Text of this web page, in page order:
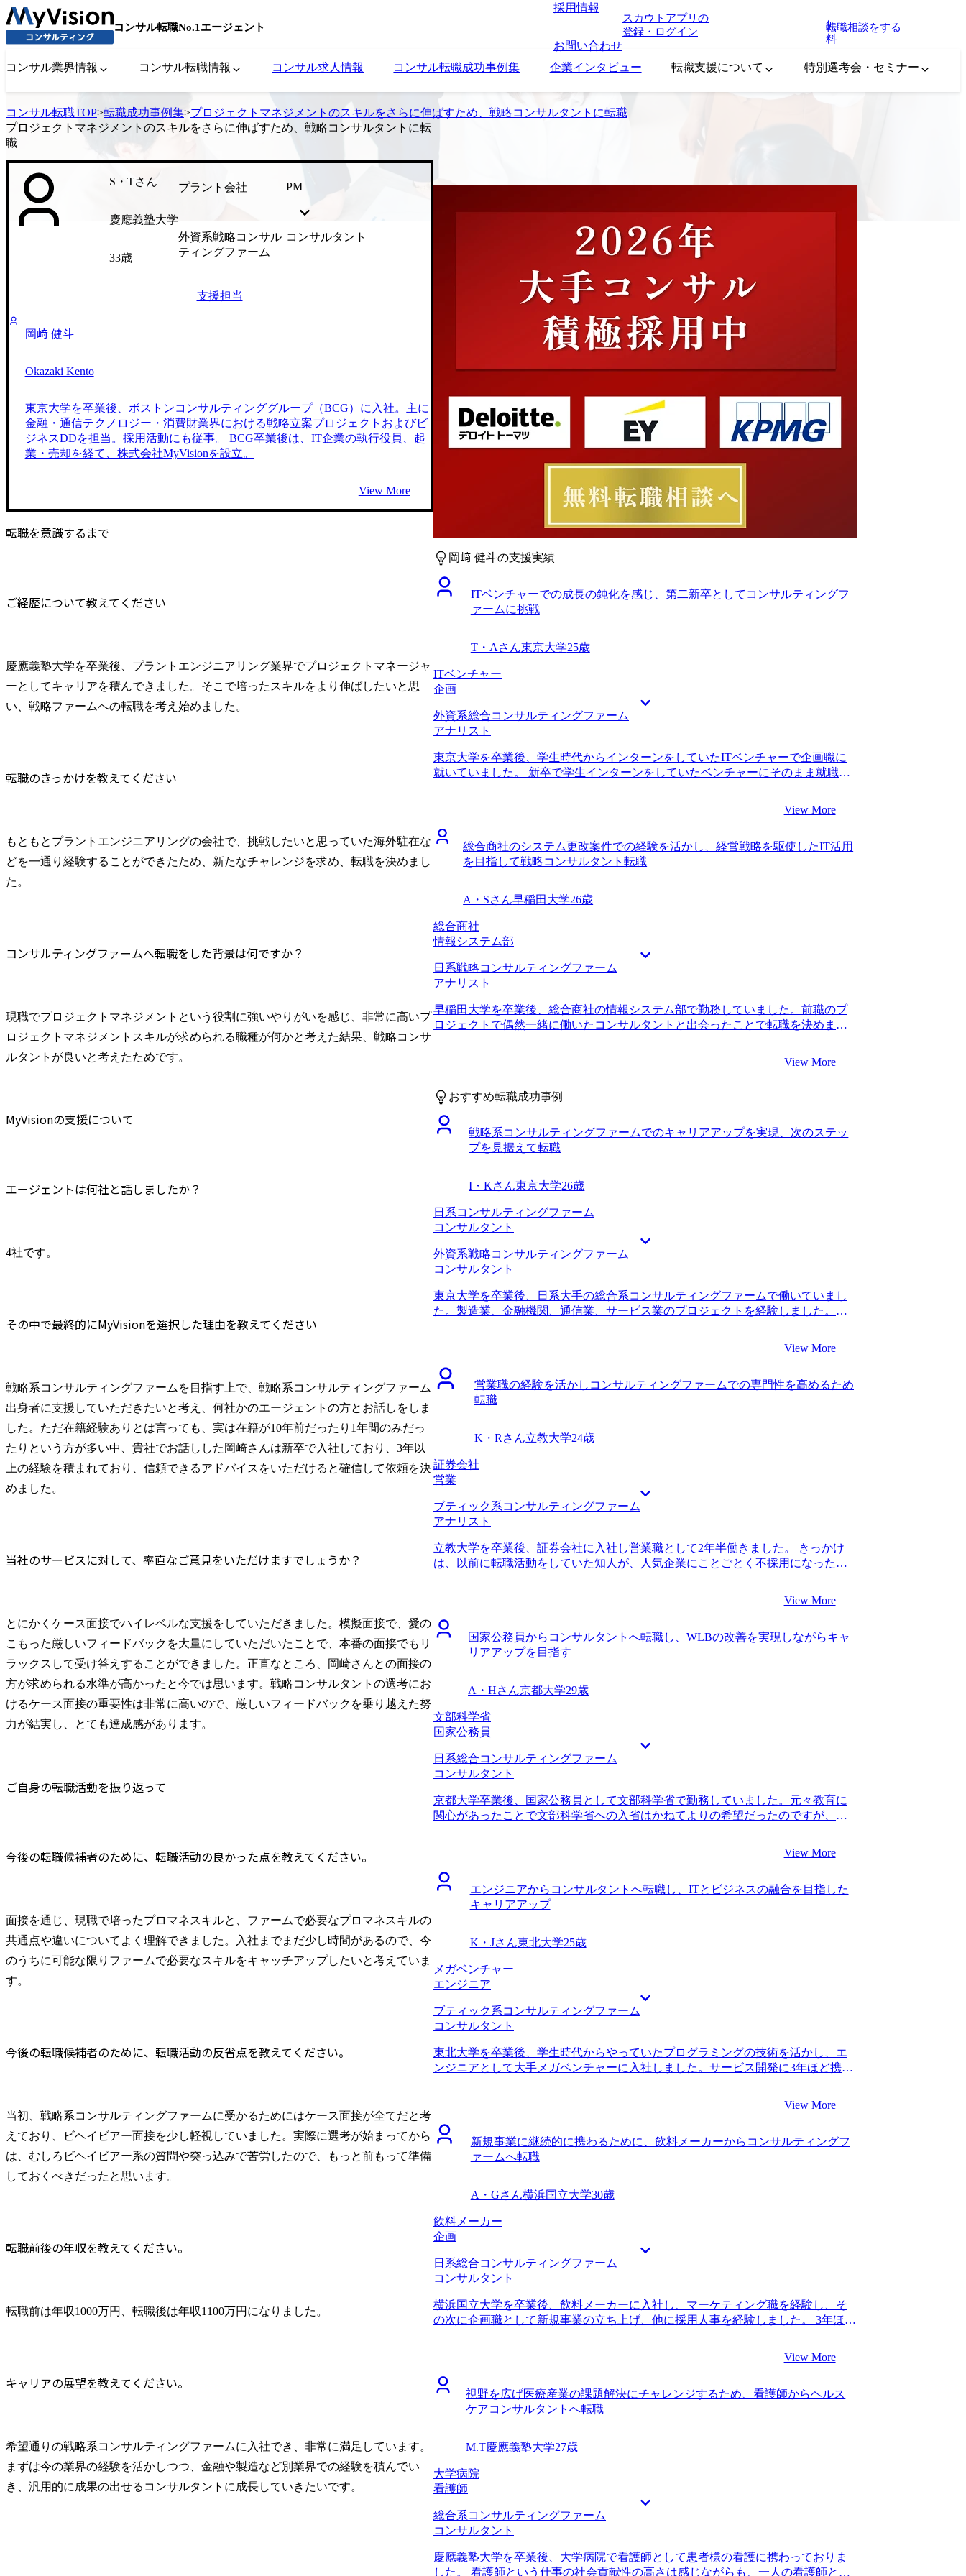
コンサル転職No.1エージェント
採用情報
お問い合わせ
スカウトアプリの
登録・ログイン
無
料
転職相談をする
コンサル業界情報 コンサル転職情報 コンサル求人情報 コンサル転職成功事例集 企業インタビュー 転職支援について 特別選考会・セミナー
コンサル転職TOP>転職成功事例集>プロジェクトマネジメントのスキルをさらに伸ばすため、戦略コンサルタントに転職
プロジェクトマネジメントのスキルをさらに伸ばすため、戦略コンサルタントに転
職
S・Tさん
慶應義塾大学
33歳
プラント会社 PM
外資系戦略コンサル
ティングファーム
コンサルタント
支援担当
岡﨑 健斗
Okazaki Kento
東京大学を卒業後、ボストンコンサルティンググループ（BCG）に入社。主に
金融・通信テクノロジー・消費財業界における戦略立案プロジェクトおよびビ
ジネスDDを担当。採用活動にも従事。 BCG卒業後は、IT企業の執行役員、起
業・売却を経て、株式会社MyVisionを設立。
View More
転職を意識するまで
ご経歴について教えてください
慶應義塾大学を卒業後、プラントエンジニアリング業界でプロジェクトマネージャ
ーとしてキャリアを積んできました。そこで培ったスキルをより伸ばしたいと思
い、戦略ファームへの転職を考え始めました。
転職のきっかけを教えてください
もともとプラントエンジニアリングの会社で、挑戦したいと思っていた海外駐在な
どを一通り経験することができたため、新たなチャレンジを求め、転職を決めまし
た。
コンサルティングファームへ転職をした背景は何ですか？
現職でプロジェクトマネジメントという役割に強いやりがいを感じ、非常に高いプ
ロジェクトマネジメントスキルが求められる職種が何かと考えた結果、戦略コンサ
ルタントが良いと考えたためです。
MyVisionの支援について
エージェントは何社と話しましたか？
4社です。
その中で最終的にMyVisionを選択した理由を教えてください
戦略系コンサルティングファームを目指す上で、戦略系コンサルティングファーム
出身者に支援していただきたいと考え、何社かのエージェントの方とお話しをしま
した。ただ在籍経験ありとは言っても、実は在籍が10年前だったり1年間のみだっ
たりという方が多い中、貴社でお話しした岡崎さんは新卒で入社しており、3年以
上の経験を積まれており、信頼できるアドバイスをいただけると確信して依頼を決
めました。
当社のサービスに対して、率直なご意見をいただけますでしょうか？
とにかくケース面接でハイレベルな支援をしていただきました。模擬面接で、愛の
こもった厳しいフィードバックを大量にしていただいたことで、本番の面接でもリ
ラックスして受け答えすることができました。正直なところ、岡崎さんとの面接の
方が求められる水準が高かったと今では思います。戦略コンサルタントの選考にお
けるケース面接の重要性は非常に高いので、厳しいフィードバックを乗り越えた努
力が結実し、とても達成感があります。
ご自身の転職活動を振り返って
今後の転職候補者のために、転職活動の良かった点を教えてください。
面接を通じ、現職で培ったプロマネスキルと、ファームで必要なプロマネスキルの
共通点や違いについてよく理解できました。入社までまだ少し時間があるので、今
のうちに可能な限りファームで必要なスキルをキャッチアップしたいと考えていま
す。
今後の転職候補者のために、転職活動の反省点を教えてください。
当初、戦略系コンサルティングファームに受かるためにはケース面接が全てだと考
えており、ビヘイビアー面接を少し軽視していました。実際に選考が始まってから
は、むしろビヘイビアー系の質問や突っ込みで苦労したので、もっと前もって準備
しておくべきだったと思います。
転職前後の年収を教えてください。
転職前は年収1000万円、転職後は年収1100万円になりました。
キャリアの展望を教えてください。
希望通りの戦略系コンサルティングファームに入社でき、非常に満足しています。
まずは今の業界の経験を活かしつつ、金融や製造など別業界での経験を積んでい
き、汎用的に成果の出せるコンサルタントに成長していきたいです。
岡﨑 健斗の支援実績
ITベンチャーでの成長の鈍化を感じ、第二新卒としてコンサルティングフ
ァームに挑戦
T・Aさん東京大学25歳
ITベンチャー
企画
外資系総合コンサルティングファーム
アナリスト
東京大学を卒業後、学生時代からインターンをしていたITベンチャーで企画職に
就いていました。 新卒で学生インターンをしていたベンチャーにそのまま就職し
限界があったことや、自身のスキルアップも鈍化していると気づいたことがきっ
かけです。 学生時代の友人の多くがコンサルティングファームに就職しており、
彼らと自分の成長度合いを比較して常に焦りを感じていました。コンサルティン
グファームではとても速い成長が見込めると考え、第二新卒として入社したいと
る方にお話を伺いたいと思っていたところ、知人に岡崎さんを紹介いただきまし
た。今回の転職のみならずキャリア全般について相談に乗っていただいたとこ
ろ、岡崎さん自身が私のロールモデルになるような方だったため、依頼させてい
ただきました。 自分のモチベーション源が何なのか、どんなキャリアを目指して
いけばよいかなど、就活の自己分析のような深い部分までお手伝いしていただき
ました。おかげさまで、今の自分にとってはコンサルティングファームでレベル
アップを果たすのが一番良いと自信をもって断言することができるようになりま
何度もお話しする中で、コンサルタントとしての思考が自然と身につき、転職活
動として非常に得るものが大きかったと思っています。 少々岡崎さんに頼りきり
いて考え続ける癖をつけたいと考えています。 転職前は年収400万円、転職後は年
めたので、ここで一から修行し直し、改めてキャリアを再形成していければと思
っています。
View More
総合商社のシステム更改案件での経験を活かし、経営戦略を駆使したIT活用
を目指して戦略コンサルタント転職
A・Sさん早稲田大学26歳
総合商社
情報システム部
日系戦略コンサルティングファーム
アナリスト
早稲田大学を卒業後、総合商社の情報システム部で勤務していました。前職のプ
ロジェクトで偶然一緒に働いたコンサルタントと出会ったことで転職を決めまし
経験に裏打ちされた的確なアドバイスや、ビジネスコミュニケーションのレベル
ではもっと上を目指せるのではと思い、コンサルティングファームへの転職を検
討し始めました。 上記の通り、もともとコンサルタントへの憧れが強かったため
です。IT領域の仕事が肌に合っていると思ったため、最初はITコンサル中心に検
討していました。 4社です。 「ITコンサルタント志望」とプロフィールに書いて
う新しい切り口で企業をご紹介いただいたためです。 岡崎さんもITコンサルタン
トの求人を紹介してくれたため、であれば他のエージェントを使う理由がないと
判断しました。 同じIT案件といっても、戦略系コンサルティングファーム、総合
系コンサルティングファーム、IT系コンサルティングファームのそれぞれにおけ
る案件の性質や携わり方の違いについて非常にわかりやすく教えていただきまし
た。キャリアビジョン及び志望動機をブラッシュアップする上でも、いただいた
いので、丁寧に教えていただき感謝しています。 ITスキルを活かすならIT系コン
サルティングファーム、としか考えていませんでしたが、戦略系コンサルティン
ができるという可能性を認識できて良かったです。ITだけではなく経営戦略にも
興味があるため、結果的にベストな選択だったと思っています。 場数を踏もうと
思い多くの企業を受けすぎたため、日程調整が非常に困難でした。岡崎さんから
はもっと少なくても大丈夫、と言われていたので素直に従うべきでした。 転職前
は年収600万円、転職後は年収750万円になりました。 大企業の経営戦略の一環と
と思うので非常に楽しみです。経営もITも深いレベルの知識を持つコンサルタン
トを目指し頑張りたいと思います。前職で憧れたコンサルタントの方のように、
クライアントに大きな示唆と価値を提供できるように研鑽したいと考えていま
す。
View More
おすすめ転職成功事例
戦略系コンサルティングファームでのキャリアアップを実現、次のステッ
プを見据えて転職
I・Kさん東京大学26歳
日系コンサルティングファーム
コンサルタント
外資系戦略コンサルティングファーム
コンサルタント
東京大学を卒業後、日系大手の総合系コンサルティングファームで働いていまし
た。製造業、金融機関、通信業、サービス業のプロジェクトを経験しました。転
らです。 将来的に事業会社に行くつもりでしたが、もう少しコンサルティングフ
ァームでステップアップしたいと思ったからです。スタートアップに挑戦したい
という考えもあり、リスクを取る前に、もう少し自分のキャリアで分かりやすい
実績を残しておきたいという思いもありました。 3社です。 スピード感とコンサ
と面談をした中で、他社エージェントと比べたときに、もっともスピード感があ
り、またコンサルティングファームを熟知していると感じた点です。コンサルテ
ィングファーム出身の方が中心となって作られた会社だからなのか、普段一緒に
仕事をしているコンサルタントと同じプロトコルやスピード感でコミュニケーシ
ョンを取ることができました。 コンサルティングファームに関する情報提供が頼
りになりました。 私自身はケース面接も含め、特に選考対策は求めていませんで
した。一方で、必要に応じて業界内部の情報を提供してほしいなと思っていまし
報を必要としていたわけではないのですが、必要最小限、かつ的確な情報提供を
してくれました。知人の情報網だけではカバーできないような情報が欲しいとい
スができるだけでなく、転職者の気持ちが分かるコミュニケーション能力の高い
ームを決められたことだと思います。 外から見ている分にはよくわからなかった
戦略系コンサルティングファーム間の違いを、選考中のフローやMyVisionさんの
情報提供に基づき、しっかりと見極めることができたことです。 特にないです。
収900万円になりました。 3年ほど戦略ファームで経験を積んで、1つ職位を上げる
プに転職したいので、リスクを取れるだけの力をつけたいと思っています。
View More
営業職の経験を活かしコンサルティングファームでの専門性を高めるため
転職
K・Rさん立教大学24歳
証券会社
営業
ブティック系コンサルティングファーム
アナリスト
立教大学を卒業後、証券会社に入社し営業職として2年半働きました。 きっかけ
は、以前に転職活動をしていた知人が、人気企業にことごとく不採用になったと
安になったことで転職を決意しました。 コンサル転職を目指したのは、キャリア
アップと市場価値の向上のためです。専門性やITスキルもないですし、営業職か
らコンサル転職がうまくいくというイメージはなかったので、初めはダメ元で話
を聞いてみよう程度の気持ちでした。 しかし、営業職出身でも採用しているファ
す。 山中さんは、初回面談の直後に内定が見込める企業のリストを共有してくれ
ました。そこには第二新卒向けの求人も含まれていて、自分のキャリアでも幅広
い選択肢があることが分かり、とても感動したことを覚えています。非常に信頼
のおける方だなとも思いまして、転職活動の支援をそのままお願いすることにし
ました。 未経験からのコンサル転職で不安な中でも、山中さんが励まし続けてく
れて本当にありがたかったです。 自分の会社で成果を上げている先輩も、営業職
以外への転職に苦労したという話を伺っていたので、不安の方が大きい中の転職
人は少ないが、それでも成功している人はいるから諦めずにやりましょう。具体
的にこういう会社では営業職からでも活躍している人もいます。」と言ってくれ
ポートを求めていましたし、相性が非常に良かったです。 山中さんにも言われた
らは評価される一方で、社外からは評価されにくい経験だったので、仮に高い営
業成績を上げてもコンサル転職には活きにくい経験でした。このため早々に転職
に踏み切れたことは良かったです。 24歳という年齢で転職できたことで、ポテン
に5年後とかであれば取れる選択肢も一気に減っていたと思います。 山中さんから
ームを志望していたことです。実際に私が行きたいと思っていたファームは、既
にITやDXなどの経験がある方でも採用されにくいぐらい難関のファームで、当然
私の今の業務経験では難しいポジションでした。 当然のように書類審査で落ちま
したが、数年後コンサルティングファームでしっかりと経験を積んでから再トラ
イしたいと思います。 転職前は年収350万円、転職後は年収400万円になりまし
た。 前職からの評価と、市場価値は異なるということを学べたのが今回のコンサ
ル転職で良かった点です。一方でコンサルティングファームは、社内からの評価
と市場の評価がかなり近いので、まずはプロモーションを目指して業務に邁進し
View More
国家公務員からコンサルタントへ転職し、WLBの改善を実現しながらキャ
リアアップを目指す
A・Hさん京都大学29歳
文部科学省
国家公務員
日系総合コンサルティングファーム
コンサルタント
京都大学卒業後、国家公務員として文部科学省で勤務していました。元々教育に
関心があったことで文部科学省への入省はかねてよりの希望だったのですが、
した。一度WLBの改善を最優先事項として転職活動を始めました。 一方で民間企
業には公務員からだと転職しにくいという話も聞いていましたが、国家公務員か
らコンサルタントへの転職に成功した知人も複数いたことで視野に入れました。
また、コンサルティングファーム全般として近年WLBが改善され、キャリアップ
サルタントの働き方に関して詳しく教えて頂き、内情に精通している方だと感じ
たからです。コンサル業界でWLBが重視され始めているというのは何となく知っ
ていましたが、なぜ改善されているのか、どのように実現しているのかという詳
しい事情まで伺うことができ、非常に納得感がありました。他のエージェントと
比較しても信頼できると確信したので、松代さんにご支援いただきコンサルティ
ングファームへ転職することを決めました。 どのファームもWLB重視というのは
一定打ち出していますが、その中でより働きやすいファームをプロの目線で教え
制度にも非常に詳しく、松代さんの知識の豊富さに驚きました。 自分の想像以上
にWLBが充実しているファームが多く、多様な選択肢の中から意思決定ができ満
も良い会社を選べたと考えています。 最初の方は、面接でも働きやすさ重視とい
す。面接では本音と建前はしっかり分ける意識が必要でした。 転職前は年収600万
円、転職後は年収750万円になりました。年収ステイでも良いと思っていたので、
望外に年収アップも果たせて非常に嬉しいです。 良い評価を頂いた分、しっかり
考えきれていない部分も正直ありますが、WLBを改善しながら先のことは悩んで
View More
エンジニアからコンサルタントへ転職し、ITとビジネスの融合を目指した
キャリアアップ
K・Jさん東北大学25歳
メガベンチャー
エンジニア
ブティック系コンサルティングファーム
コンサルタント
東北大学を卒業後、学生時代からやっていたプログラミングの技術を活かし、エ
ンジニアとして大手メガベンチャーに入社しました。サービス開発に3年ほど携わ
ャリアを極められるほどエンジニアリング自体が好きではないと感じ始めまし
た。技術に明るいビジネス職が重宝されることは知っていましたし、どこかのタ
イミングでビジネスサイドへ転換すべきだと考え、キャリアチェンジを意識し始
めました。 社内異動も検討したのですが、必ずしも魅力的なポストに就ける保証
を探していました。マーケティングやプロダクトマネージャーといった職種も候
補にはありましたが、個人的にはもっと幅広くビジネス全体に携わりたいという
思いや、様々なクライアントとのプロジェクトを経験して知見を深めたいと思っ
ていたので、コンサルタント職を志望しました。 3社です。 MyVisionのYouTube広
告をみて、一度話を聞いてみようと思いました。初回面談を担当してくれた石井
正人さんは、私のこれまでの職歴やキャリアへの希望をもとに「ITに強く、同時
に自社で新規事業開発なども行っているコンサルティングファーム」を紹介して
話を聞きましたが、大手ファーム以外の紹介はなく、私のオーダーに寄り添って
提案してもらっている印象はなかったです。私の志向性を本気で考えてくれてい
例をもとに、難易度の高いコンサルティングファームへの転職を成功させるため
たのですが、選考対策も非常に手厚く、感謝しています。 元々事業会社出身とい
うこともあり、基本的に自分主語で話してしまう癖が強かったのですが、クライ
アントワークということでお客さん主語で話すように何度も指摘をいただきまし
クのおげです。 コンサルティングファームに行きたいという気持ちが固かったの
ポートしてくれたので、それに応えるためにも頑張りたいと思えました。 志望度
はそれほど高くなかったファームから想像以上のオファーをいただき、かなり迷
いました。結果として第一志望のファームに行くことにしましたが、内定承諾ま
でに時間がかかってしまったことを反省しています。 転職前は年収550万円、転職
後は年収650万円になりました。 ビジネスに関する総合的な能力を養いたいと考え
ているので、積極的に難しい案件にチャレンジしたいと思っています。かなりハ
ードに働けるファームに入ることができたので、特に最初の１〜２年は積極的に
View More
新規事業に継続的に携わるために、飲料メーカーからコンサルティングフ
ァームへ転職
A・Gさん横浜国立大学30歳
飲料メーカー
企画
日系総合コンサルティングファーム
コンサルタント
横浜国立大学を卒業後、飲料メーカーに入社し、マーケティング職を経験し、そ
の次に企画職として新規事業の立ち上げ、他に採用人事を経験しました。 3年ほど
職業に就きたいと考え始めました。 事業会社の新規事業立ち上げポジションも選
択肢の一つでしたが、前職での新規事業立ち上げの経験から、ノウハウが十分で
ない環境では苦戦を強いられると感じました。そこで、ナレッジが蓄積されてい
るコンサルティングファームがより良い環境であると考えました。 2社です。 コ
ルの返信が早かったり、1つ1つのコミュニケーションがスムーズだったりと手際
の良さを感じたので、MyVisionさんなら安心して任せられると感じました。 部署
異動してすぐのタイミングで出社頻度が上がってしまい、日程調整が大変でした
が、エージェントの石毛さんは私の都合の良い時間に合わせて柔軟に対応してい
ただき、とても助かりました。面接対策で夜遅くなることもありましたが、毎回
親身に対応していただき、非常に頼もしかったです。 新規事業の立ち上げとい
う、自分がやりたいことをしっかりと伝えられ、それが叶うファームに行けたこ
リングもあって自分のやりたいことをはっきり伝えられました。 あまりないで
View More
視野を広げ医療産業の課題解決にチャレンジするため、看護師からヘルス
ケアコンサルタントへ転職
M.T慶應義塾大学27歳
大学病院
看護師
総合系コンサルティングファーム
コンサルタント
慶應義塾大学を卒業後、大学病院で看護師として患者様の看護に携わっておりま
した。 看護師という仕事の社会貢献性の高さは感じながらも、一人の看護師とし